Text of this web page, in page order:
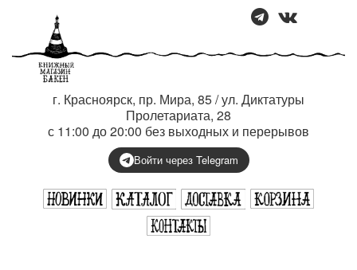
г. Красноярск, пр. Мира, 85 / ул. Диктатуры
Пролетариата, 28
с 11:00 до 20:00 без выходных и перерывов
Войти через Telegram